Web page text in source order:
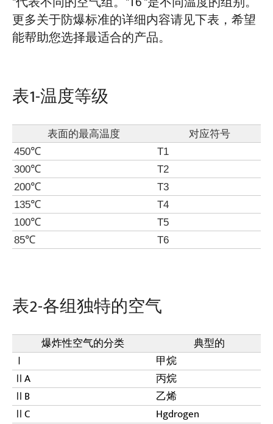
更多关于防爆标准的详细内容请见下表，希望
能帮助您选择最适合的产品。
表1-温度等级
表面的最高温度
对应符号
450℃
T1
300℃
T2
200℃
T3
135℃
T4
100℃
T5
85℃
T6
表2-各组独特的空气
爆炸性空气的分类
典型的
Ⅰ
甲烷
ⅡA
丙烷
ⅡB
乙烯
ⅡC
Hgdrogen